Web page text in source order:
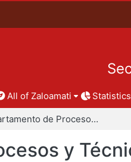
All of Zaloamati Statistics
Departamento de Procesos y Técnicas de Realización
y